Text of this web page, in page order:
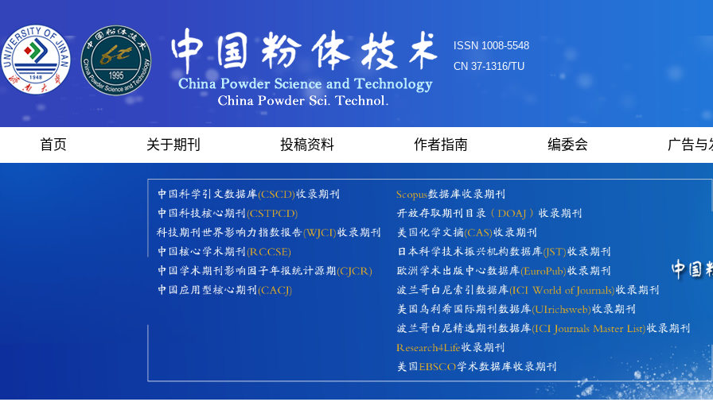
ISSN 1008-5548
CN 37-1316/TU
首页 关于期刊 投稿资料 作者指南 编委会 广告与